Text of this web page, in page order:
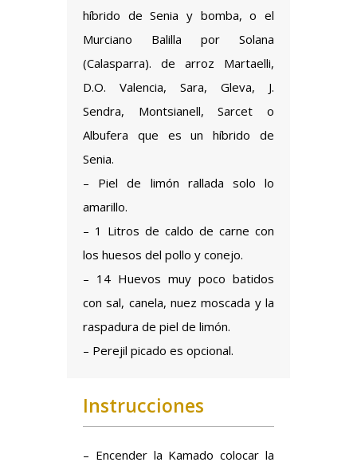
híbrido de Senia y bomba, o el
Murciano Balilla por Solana
(Calasparra). de arroz Martaelli,
D.O. Valencia, Sara, Gleva, J.
Sendra, Montsianell, Sarcet o
Albufera que es un híbrido de
Senia.
– Piel de limón rallada solo lo
amarillo.
– 1 Litros de caldo de carne con
los huesos del pollo y conejo.
– 14 Huevos muy poco batidos
con sal, canela, nuez moscada y la
raspadura de piel de limón.
– Perejil picado es opcional.
Instrucciones
– Encender la Kamado colocar la